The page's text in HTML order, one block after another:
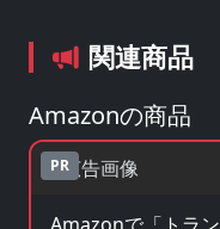
関連商品
Amazonの商品
PR